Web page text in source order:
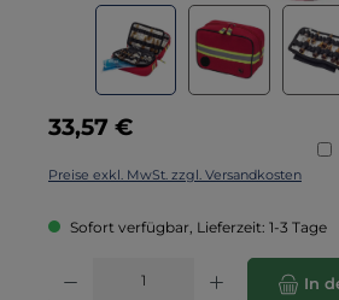
Regulärer Preis:
33,57 €
Preise exkl. MwSt. zzgl. Versandkosten
Sofort verfügbar, Lieferzeit: 1-3 Tage
Produkt Anzahl: Gib den gewünschten
In